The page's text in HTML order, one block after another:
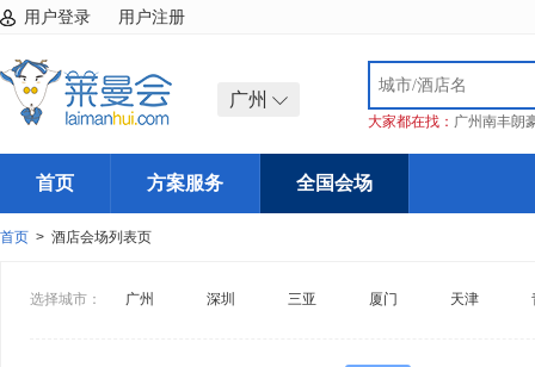
用户登录 用户注册
广州
大家都在找： 广州南丰朗
首页 方案服务 全国会场
首页 > 酒店会场列表页
选择城市： 广州 深圳 三亚 厦门 天津